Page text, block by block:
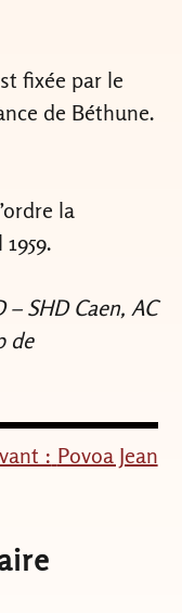
fixée par le
de Béthune.
la
SHD Caen, AC
de
: Povoa Jean